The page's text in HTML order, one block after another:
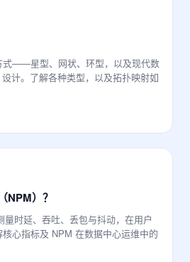
式——星型、网状、环型，以及现代数
计。了解各种类型，以及拓扑映射如
NPM）？
量时延、吞吐、丢包与抖动，在用户
心指标及 NPM 在数据中心运维中的